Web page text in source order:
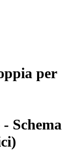
per
Schema